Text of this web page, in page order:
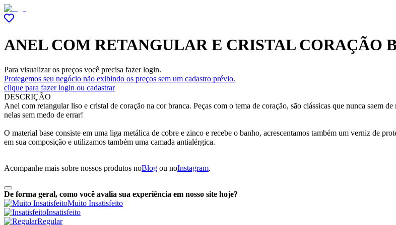
ANEL COM RETANGULAR E CRISTAL CORAÇÃO
Para visualizar os preços você precisa fazer login.
Protegemos seu negócio não exibindo os preços sem um cadastro prévio.
clique para fazer login ou cadastrar
DESCRIÇÃO
Anel com retangular liso e cristal de coração na cor branca. Peças com o tema de coração, são clássicas que nunca saem
nelas sem medo de errar!
O material base consiste em uma liga metálica de cobre e zinco e recebe o banho, acrescentamos também um verniz de
em sua composição e utilizamos também uma camada antialérgica.
Acompanhe mais sobre nossos produtos noBlog ou noInstagram.
De forma geral, como você avalia sua experiência em nosso site hoje?
Muito Insatisfeito
Insatisfeito
Regular